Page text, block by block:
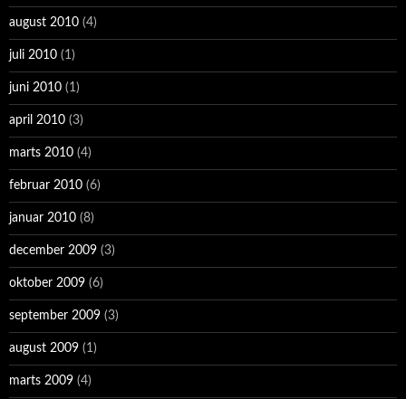
august 2010 (4)
juli 2010 (1)
juni 2010 (1)
april 2010 (3)
marts 2010 (4)
februar 2010 (6)
januar 2010 (8)
december 2009 (3)
oktober 2009 (6)
september 2009 (3)
august 2009 (1)
marts 2009 (4)